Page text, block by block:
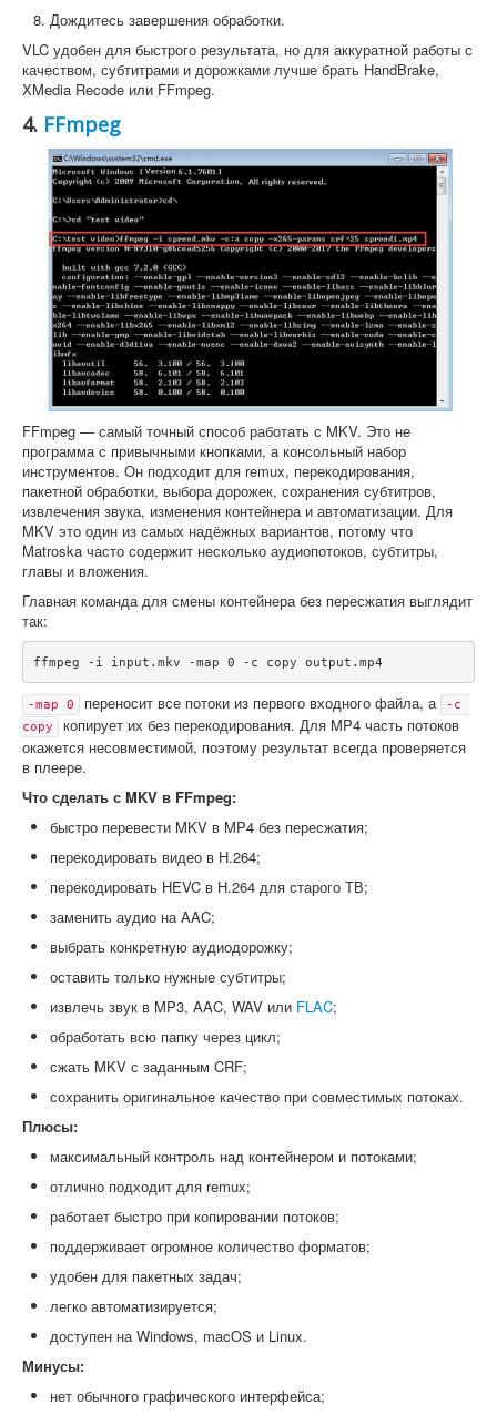
Дождитесь завершения обработки.
VLC удобен для быстрого результата, но для аккуратной работы с
качеством, субтитрами и дорожками лучше брать HandBrake,
XMedia Recode или FFmpeg.
4. FFmpeg
FFmpeg — самый точный способ работать с MKV. Это не
программа с привычными кнопками, а консольный набор
инструментов. Он подходит для remux, перекодирования,
пакетной обработки, выбора дорожек, сохранения субтитров,
извлечения звука, изменения контейнера и автоматизации. Для
MKV это один из самых надёжных вариантов, потому что
Matroska часто содержит несколько аудиопотоков, субтитры,
главы и вложения.
Главная команда для смены контейнера без пересжатия выглядит
так:
-map 0 переносит все потоки из первого входного файла, а
-c
copy
копирует их без перекодирования. Для MP4 часть потоков
окажется несовместимой, поэтому результат всегда проверяется
в плеере.
Что сделать с MKV в FFmpeg:
быстро перевести MKV в MP4 без пересжатия;
перекодировать видео в H.264;
перекодировать HEVC в H.264 для старого ТВ;
заменить аудио на AAC;
выбрать конкретную аудиодорожку;
оставить только нужные субтитры;
извлечь звук в MP3, AAC, WAV или FLAC;
обработать всю папку через цикл;
сжать MKV с заданным CRF;
сохранить оригинальное качество при совместимых потоках.
Плюсы:
максимальный контроль над контейнером и потоками;
отлично подходит для remux;
работает быстро при копировании потоков;
поддерживает огромное количество форматов;
удобен для пакетных задач;
легко автоматизируется;
доступен на Windows, macOS и Linux.
Минусы:
нет обычного графического интерфейса;